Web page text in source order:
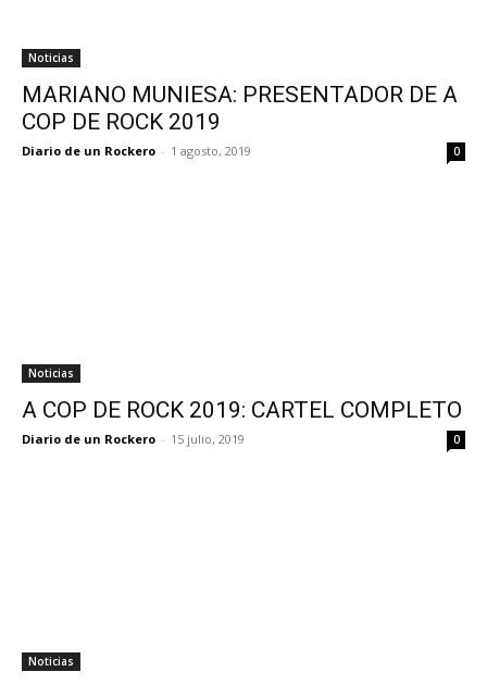
Noticias
MARIANO MUNIESA: PRESENTADOR DE A
COP DE ROCK 2019
Diario de un Rockero - 1 agosto, 2019 0
Noticias
A COP DE ROCK 2019: CARTEL COMPLETO
Diario de un Rockero - 15 julio, 2019 0
Noticias